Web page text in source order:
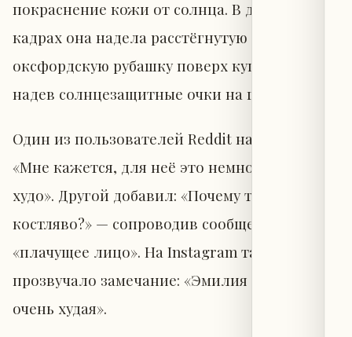
покраснение кожи от солнца. В других
кадрах она надела расстёгнутую синюю
оксфордскую рубашку поверх купальника,
надев солнцезащитные очки на голову.
Один из пользователей Reddit написал:
«Мне кажется, для неё это немного слишком
худо». Другой добавил: «Почему так
костляво?» — сопроводив сообщение эмодзи
«плачущее лицо». На Instagram также
прозвучало замечание: «Эмилия Кларк
очень худая».